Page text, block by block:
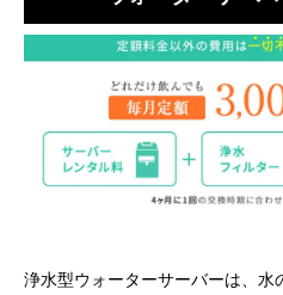
浄水型ウォーターサーバーは、